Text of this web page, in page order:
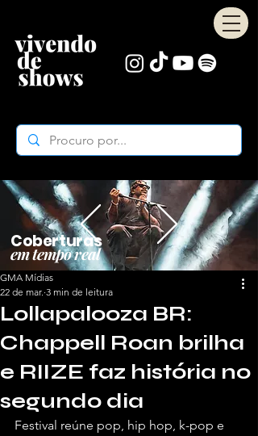
Coberturas
em tempo real
Lollapalooza BR:
Chappell Roan brilha
e RIIZE faz história no
segundo dia
GMA Mídias
22 de mar. 3 min de leitura
Festival reúne pop, hip hop, k-pop e